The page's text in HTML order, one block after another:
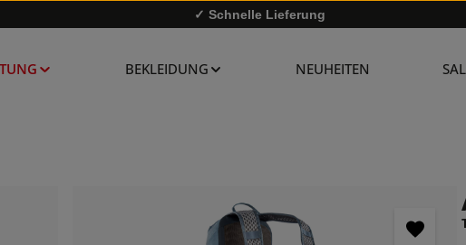
✓ Schnelle Lieferung
BEKLEIDUNG NEUHEITEN